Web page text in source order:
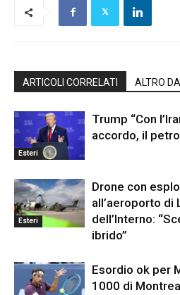
ARTICOLI CORRELATI ALTRO
Esteri
Trump “Con
accordo, il
Esteri
Drone con
all’aeroporto di
dell’Interno:
ibrido”
Esordio ok per
1000 di